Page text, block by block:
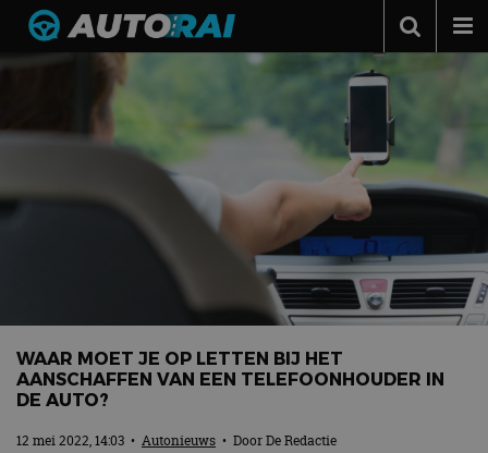
Autonieuws
Automerken
MotorRAI.nl
WAAR MOET JE OP LETTEN BIJ HET
AANSCHAFFEN VAN EEN TELEFOONHOUDER IN
DE AUTO?
12 mei 2022, 14:03 • Autonieuws • DoorDe Redactie